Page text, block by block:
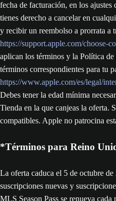
fecha de facturación, en los
tienes derecho a cancelar en
y recibir un reembolso a prorrata a
https://support.apple.com/choose-
aplican los términos y la Política
términos correspondientes para tu
https://www.apple.com/es/legal/
Debes tener la edad mínima
Tienda en la que canjeas la oferta.
compatibles. Apple no patrocina
*Términos para Reino
La oferta caduca el 5 de octubre
suscripciones nuevas y
MLS Season Pass se renueva cada